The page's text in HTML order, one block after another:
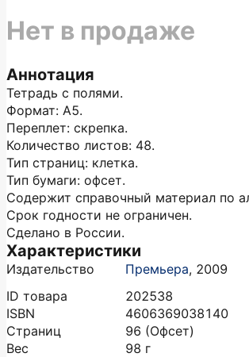
Аннотация
Тетрадь с полями.
Формат: А5.
Переплет: скрепка.
Количество листов: 48.
Тип страниц: клетка.
Тип бумаги: офсет.
Содержит справочный материал по
Срок годности не ограничен.
Сделано в России.
Характеристики
Издательство Премьера, 2009
ID товара
202538
ISBN
4606369038140
Страниц
96 (Офсет)
Вес
98 г
Нет в продаже